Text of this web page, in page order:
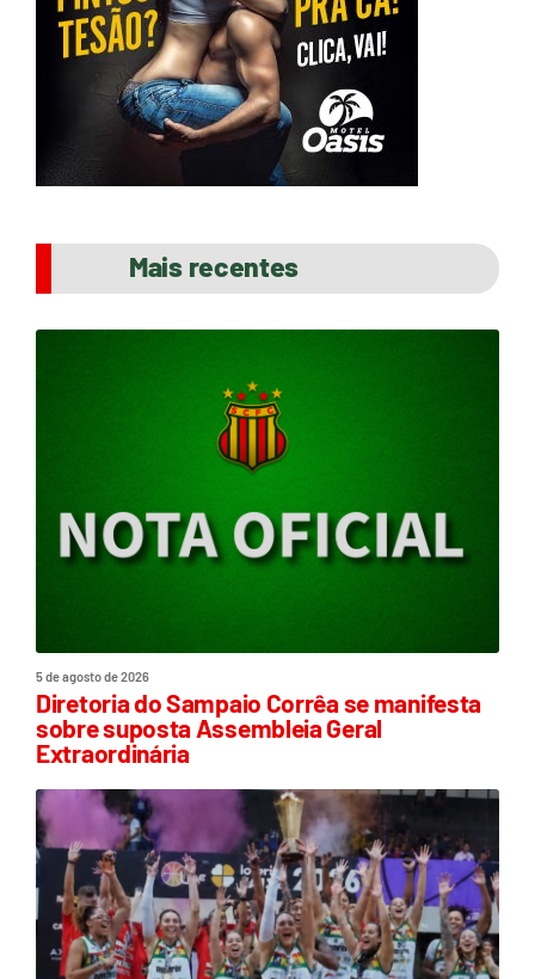
Mais recentes
5 de agosto de 2026
Diretoria do Sampaio Corrêa se manifesta
sobre suposta Assembleia Geral
Extraordinária